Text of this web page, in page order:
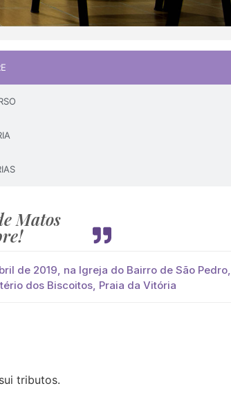
Matos
de 2019, na Igreja do Bairro de São Pedro,
dos Biscoitos, Praia da Vitória
tributos.